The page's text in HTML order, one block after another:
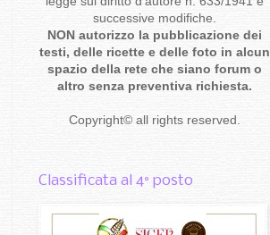
successive modifiche.
NON autorizzo la pubblicazione dei
testi, delle ricette e delle foto in alcun
spazio della rete che siano forum o
altro senza preventiva richiesta.
Copyright© all rights reserved
Classificata al 4° posto